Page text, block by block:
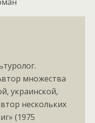
множества
украинской,
нескольких
(1975